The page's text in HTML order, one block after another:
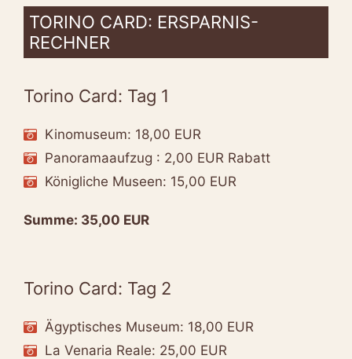
TORINO CARD: ERSPARNIS-
RECHNER
Torino Card: Tag 1
Kinomuseum: 18,00 EUR
Panoramaaufzug : 2,00 EUR Rabatt
Königliche Museen: 15,00 EUR
Summe: 35,00 EUR
Torino Card: Tag 2
Ägyptisches Museum: 18,00 EUR
La Venaria Reale: 25,00 EUR